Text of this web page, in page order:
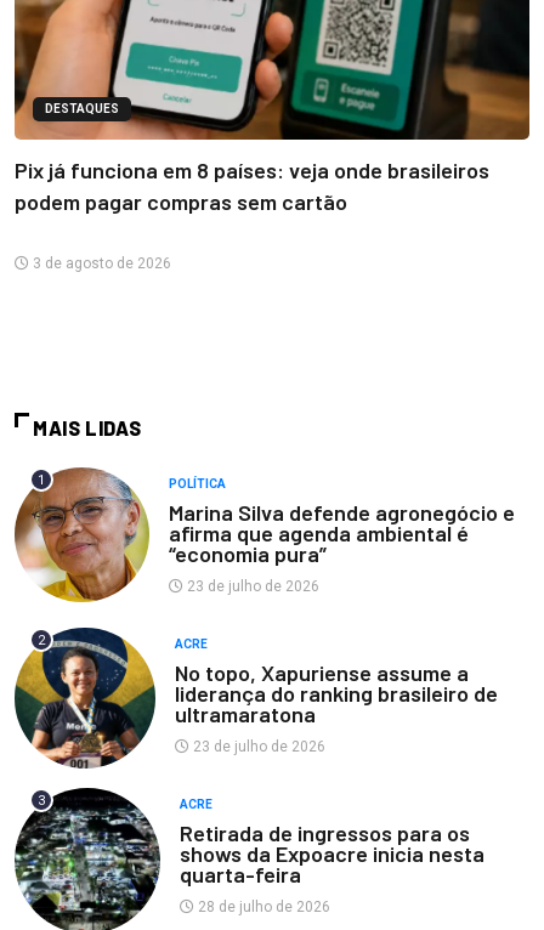
DESTAQUES
Pix já funciona em 8 países: veja onde brasileiros
podem pagar compras sem cartão
3 de agosto de 2026
MAIS LIDAS
1 POLÍTICA
Marina Silva defende agronegócio e
afirma que agenda ambiental é
“economia pura”
23 de julho de 2026
2 ACRE
No topo, Xapuriense assume a
liderança do ranking brasileiro de
ultramaratona
23 de julho de 2026
3 ACRE
Retirada de ingressos para os
shows da Expoacre inicia nesta
quarta-feira
28 de julho de 2026